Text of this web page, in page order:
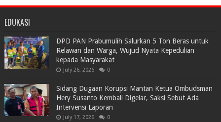
EDUKASI
DPD PAN Prabumulih Salurkan 5 Ton Beras untuk
Relawan dan Warga, Wujud Nyata Kepedulian
kepada Masyarakat
July 26, 2026 0
Sidang Dugaan Korupsi Mantan Ketua Ombudsman
Hery Susanto Kembali Digelar, Saksi Sebut Ada
Intervensi Laporan
July 17, 2026 0